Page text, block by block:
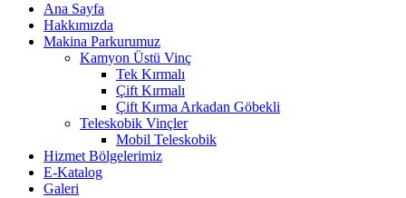
Ana Sayfa
Hakkımızda
Makina Parkurumuz
Kamyon Üstü Vinç
Tek Kırmalı
Çift Kırmalı
Çift Kırma Arkadan Göbekli
Teleskobik Vinçler
Mobil Teleskobik
Hizmet Bölgelerimiz
E-Katalog
Galeri